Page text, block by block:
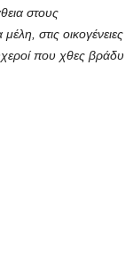
στους
στις οικογένειες
που χθες βράδυ